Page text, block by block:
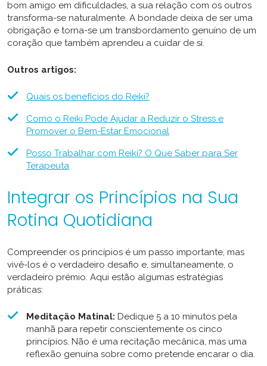
bom amigo em dificuldades, a sua relação com os outros
transforma-se naturalmente. A bondade deixa de ser uma
obrigação e torna-se um transbordamento genuíno de um
coração que também aprendeu a cuidar de si.
Outros artigos:
Quais os benefícios do Reiki?
Como o Reiki Pode Ajudar a Reduzir o Stress e
Promover o Bem-Estar Emocional
Posso Trabalhar com Reiki? O Que Saber para Ser
Terapeuta
Integrar os Princípios na Sua
Rotina Quotidiana
Compreender os princípios é um passo importante, mas
vivê-los é o verdadeiro desafio e, simultaneamente, o
verdadeiro prémio. Aqui estão algumas estratégias
práticas:
Meditação Matinal: Dedique 5 a 10 minutos pela
manhã para repetir conscientemente os cinco
princípios. Não é uma recitação mecânica, mas uma
reflexão genuína sobre como pretende encarar o dia.